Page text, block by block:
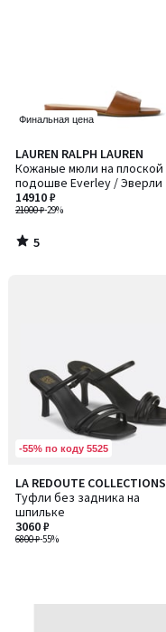
Финальная цена
LAUREN RALPH LAUREN
Кожаные мюли на плоской
подошве Everley / Эверли
21000 ₽-29%
14910 ₽
5
/
5
5
/
-55% по коду 5525
LA REDOUTE COLLECTIONS
Туфли без задника на
шпильке
6800 ₽-55%
3060 ₽